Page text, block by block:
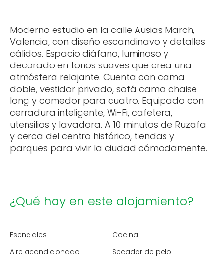
Moderno estudio en la calle Ausias March,
Valencia, con diseño escandinavo y detalles
cálidos. Espacio diáfano, luminoso y
decorado en tonos suaves que crea una
atmósfera relajante. Cuenta con cama
doble, vestidor privado, sofá cama chaise
long y comedor para cuatro. Equipado con
cerradura inteligente, Wi-Fi, cafetera,
utensilios y lavadora. A 10 minutos de Ruzafa
y cerca del centro histórico, tiendas y
parques para vivir la ciudad cómodamente.
¿Qué hay en este alojamiento?
Esenciales
Cocina
Aire acondicionado
Secador de pelo